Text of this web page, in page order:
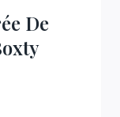
De